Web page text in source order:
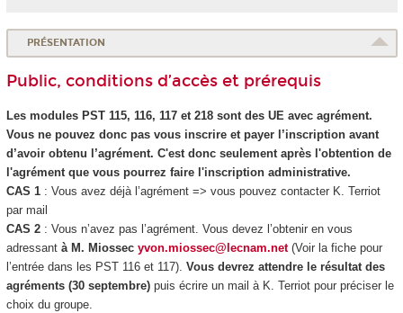
PRÉSENTATION
Public, conditions d’accès et prérequis
Les modules PST 115, 116, 117 et 218 sont des UE avec agrément.
Vous ne pouvez donc pas vous inscrire et payer l’inscription avant
d’avoir obtenu l’agrément. C'est donc seulement après l'obtention de
l'agrémentque vous pourrez faire l'inscription administrative.
CAS 1 : Vous avez déjà l’agrément=> vous pouvez contacter K. Terriot
par mail
CAS 2 : Vous n’avez pas l’agrément. Vous devez l’obtenir en vous
adressant à M. Miossec yvon.miossec@lecnam.net (Voir la fiche pour
l’entrée dans les PST 116 et 117). Vous devrez attendre le résultat des
agréments (30 septembre)puis écrire un mail à K. Terriot pour préciser le
choix du groupe.